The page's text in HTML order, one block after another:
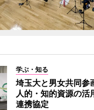
学ぶ・知る
埼玉大と男女共同参
人的・知的資源の活
連携協定